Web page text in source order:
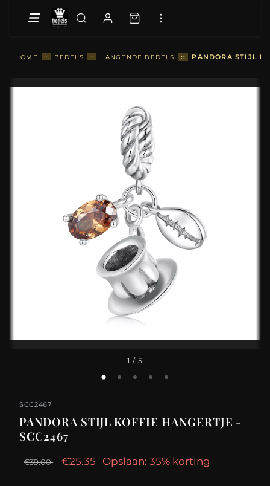
HOME :: BEDELS :: HANGENDE BEDELS :: PANDORA STIJL
1 / 5
SCC2467
PANDORA STIJL KOFFIE HANGERTJE -
SCC2467
€39.00 €25.35 Opslaan: 35% korting